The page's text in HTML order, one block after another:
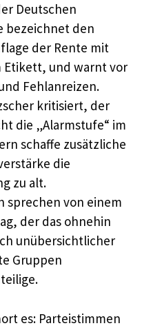
Deutschen
bezeichnet den
der Rente mit
Etikett, und warnt vor
Fehlanreizen.
kritisiert, der
die „Alarmstufe“ im
schaffe zusätzliche
die
zu alt.
sprechen von einem
der das ohnehin
unübersichtlicher
Gruppen
es: Parteistimmen